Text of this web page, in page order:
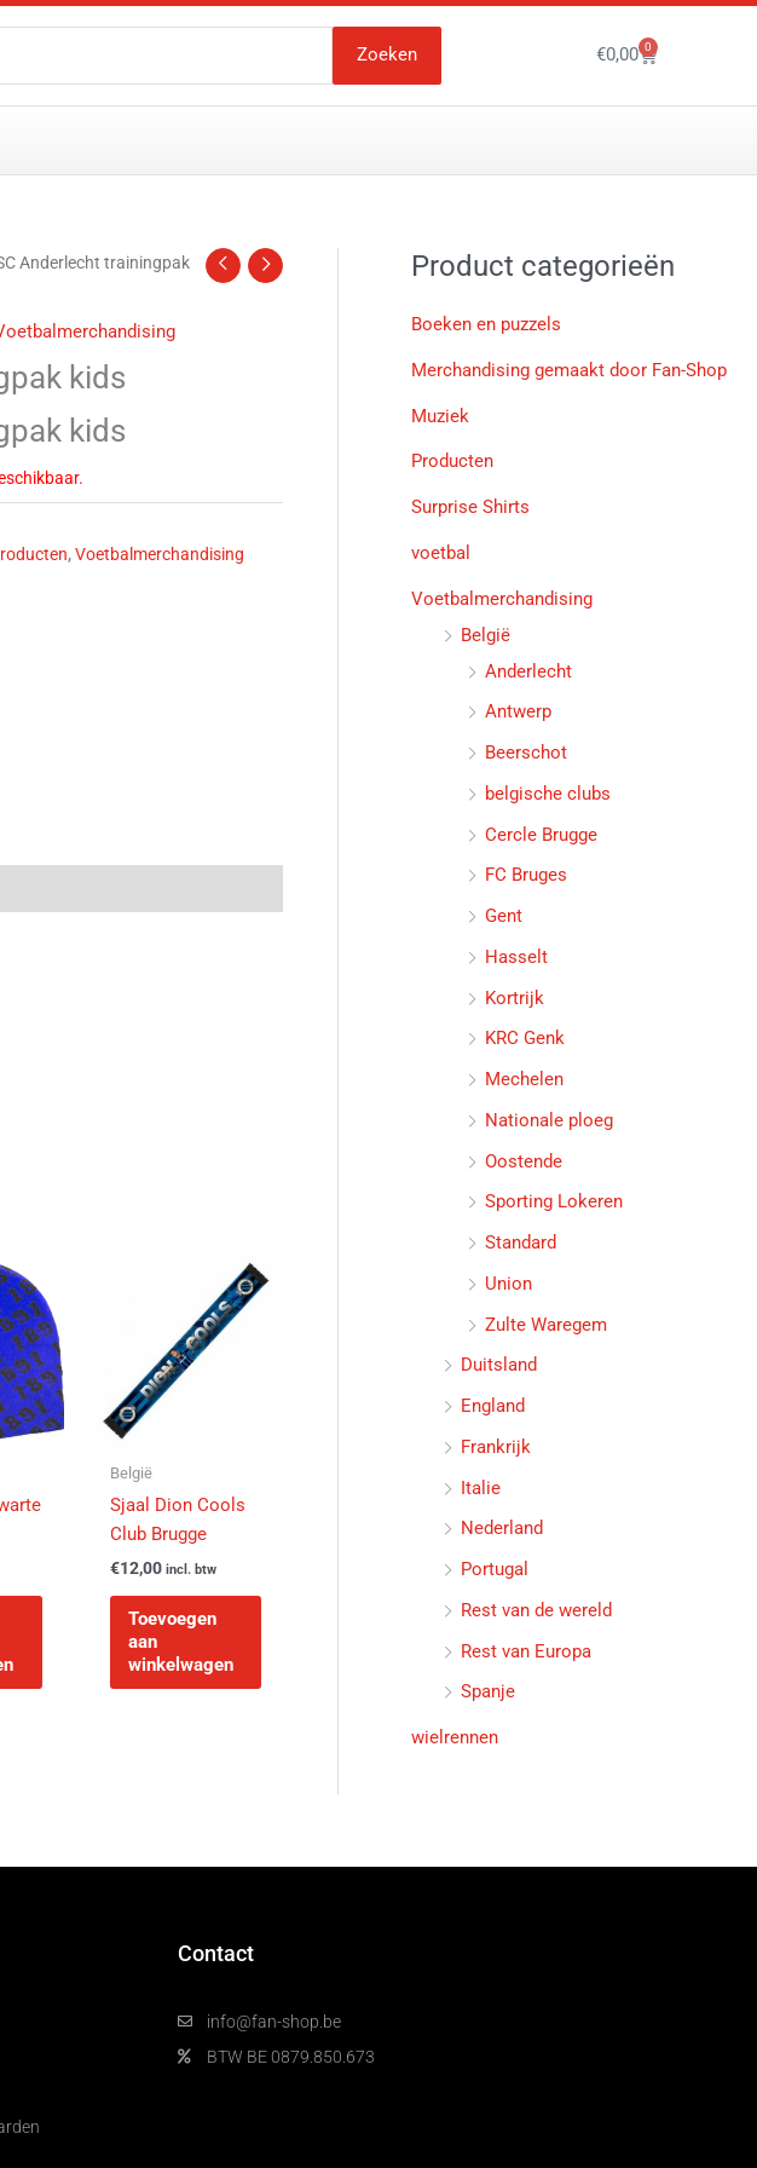
Zoeken €0,00 0
Winkelwagen
Anderlecht trainingpak
kids
kids
,Voetbalmerchandising
België
Sjaal Dion Cools
Club Brugge
€12,00 incl. btw
Toevoegen
aan
winkelwagen
Product categorieën
Boeken en puzzels
Merchandising gemaakt door Fan-Shop
Muziek
Producten
Surprise Shirts
voetbal
Voetbalmerchandising
België
Anderlecht
Antwerp
Beerschot
belgische clubs
Cercle Brugge
FC Bruges
Gent
Hasselt
Kortrijk
KRC Genk
Mechelen
Nationale ploeg
Oostende
Sporting Lokeren
Standard
Union
Zulte Waregem
Duitsland
England
Frankrijk
Italie
Nederland
Portugal
Rest van de wereld
Rest van Europa
Spanje
wielrennen
Contact
info@fan-shop.be
BTW BE 0879.850.673